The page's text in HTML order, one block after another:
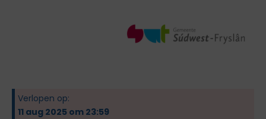
Verlopen op:
11 aug 2025 om 23:59